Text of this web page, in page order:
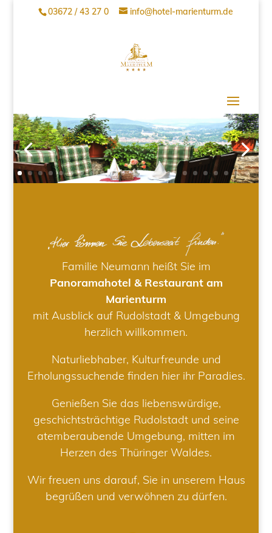
03672 / 43 27 0 info@hotel-marienturm.de
Familie Neumann heißt Sie im
Panoramahotel & Restaurant am
Marienturm
mit Ausblick auf Rudolstadt & Umgebung
herzlich willkommen.
Naturliebhaber, Kulturfreunde und
Erholungssuchende finden hier ihr Paradies.
Genießen Sie das liebenswürdige,
geschichtsträchtige Rudolstadt und seine
atemberaubende Umgebung, mitten im
Herzen des Thüringer Waldes.
Wir freuen uns darauf, Sie in unserem Haus
begrüßen und verwöhnen zu dürfen.